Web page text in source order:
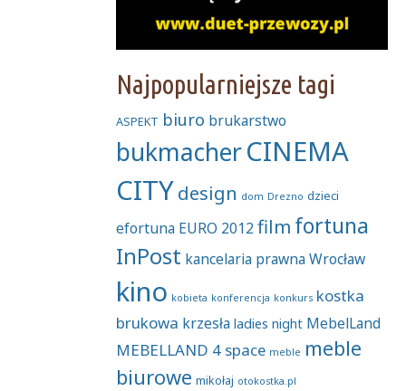
Najpopularniejsze tagi
ASPEKT biuro brukarstwo
bukmacherCINEMA
CITYdesign dom Drezno dzieci
efortuna EURO 2012film fortuna
InPost kancelaria prawna Wrocław
kino kobieta konferencja konkurs kostka
brukowa krzesła ladies night MebelLand
MEBELLAND 4 space meble meble
biurowe mikołaj otokostka.pl